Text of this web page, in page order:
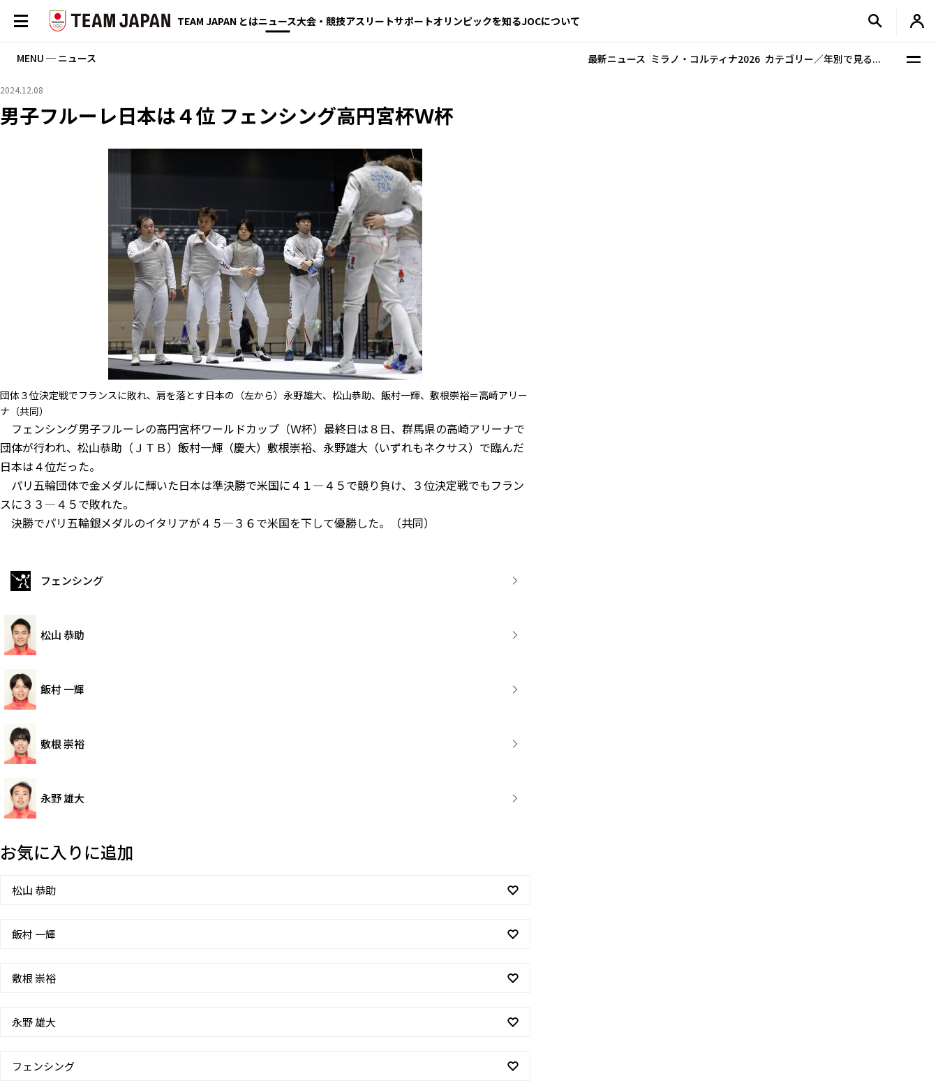
TEAM JAPAN とはニュース大会・競技アスリートサポートオリンピックを知るJOCについて
MENU ─ ニュース 最新ニュース ミラノ・コルティナ2026 カテゴリー／年別で見る...
2024.12.08
男子フルーレ日本は４位 フェンシング高円宮杯Ｗ杯
団体３位決定戦でフランスに敗れ、肩を落とす日本の（左から）永野雄大、松山恭助、飯村一輝、敷根崇裕＝高崎アリー
ナ（共同）
フェンシング男子フルーレの高円宮杯ワールドカップ（Ｗ杯）最終日は８日、群馬県の高崎アリーナで
団体が行われ、松山恭助（ＪＴＢ）飯村一輝（慶大）敷根崇裕、永野雄大（いずれもネクサス）で臨んだ
日本は４位だった。
パリ五輪団体で金メダルに輝いた日本は準決勝で米国に４１―４５で競り負け、３位決定戦でもフラン
スに３３―４５で敗れた。
決勝でパリ五輪銀メダルのイタリアが４５―３６で米国を下して優勝した。（共同）
フェンシング
松山 恭助
飯村 一輝
敷根 崇裕
永野 雄大
お気に入りに追加
松山 恭助
飯村 一輝
敷根 崇裕
永野 雄大
フェンシング